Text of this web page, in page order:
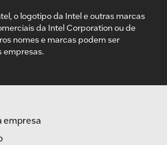
o logotipo da Intel e outras marcas
da Intel Corporation ou de
nomes e marcas podem ser
empresas.
empresa